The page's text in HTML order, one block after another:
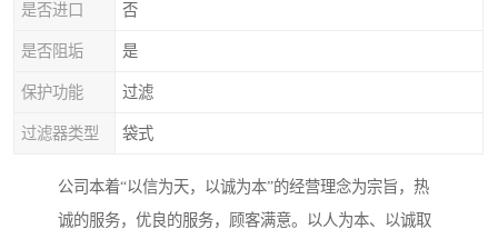
是否进口 否
是否阻垢 是
保护功能 过滤
过滤器类型 袋式
公司本着“以信为天，以诚为本”的经营理念为宗旨，热
诚的服务，优良的服务，顾客满意。以人为本、以诚取